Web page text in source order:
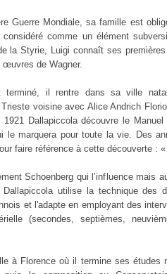
Guerre Mondiale, sa famille est
comme un élément
la Styrie, Luigi connaît ses
œuvres de Wagner.
terminé, il rentre dans sa ville
voisine avec Alice Andrich
Dallapiccola découvre le Manuel
le marquera pour toute la vie. Des
faire référence à cette découverte :
Schoenberg qui l’influence mais
utilise la technique des
et l'adapte en employant des
(secondes, septièmes,
à Florence où il termine ses